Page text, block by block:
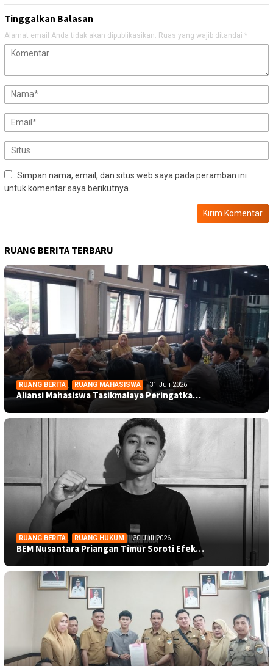
Tinggalkan Balasan
Alamat email Anda tidak akan dipublikasikan. Ruas yang wajib ditandai *
Simpan nama, email, dan situs web saya pada peramban ini
untuk komentar saya berikutnya.
RUANG BERITA TERBARU
RUANG BERITA , RUANG MAHASISWA 31 Juli 2026
Aliansi Mahasiswa Tasikmalaya Peringatka…
RUANG BERITA , RUANG HUKUM 30 Juli 2026
BEM Nusantara Priangan Timur Soroti Efek…